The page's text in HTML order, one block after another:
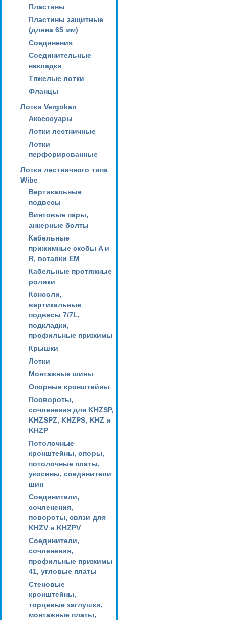
Пластины
Пластины защитные
(длина 65 мм)
Соединения
Соединительные
накладки
Тяжелые лотки
Фланцы
Лотки Vergokan
Аксессуары
Лотки лестничные
Лотки
перфорированные
Лотки лестничного типа
Wibe
Вертикальные
подвесы
Винтовые пары,
анкерные болты
Кабельные
прижимные скобы A и
R, вставки EM
Кабельные протяжные
ролики
Консоли,
вертикальные
подвесы 7/7L,
подкладки,
профильные прижимы
Крышки
Лотки
Монтажные шины
Опорные кронштейны
Поовороты,
сочленения для KHZSP,
KHZSPZ, KHZPS, KHZ и
KHZP
Потолочные
кронштейны, опоры,
потолочные платы,
укосины, соединители
шин
Соединители,
сочленения,
повороты, связи для
KHZV и KHZPV
Соединители,
сочленения,
профильные прижимы
41, угловые платы
Стеновые
кронштейны,
торцевые заглушки,
монтажные платы,